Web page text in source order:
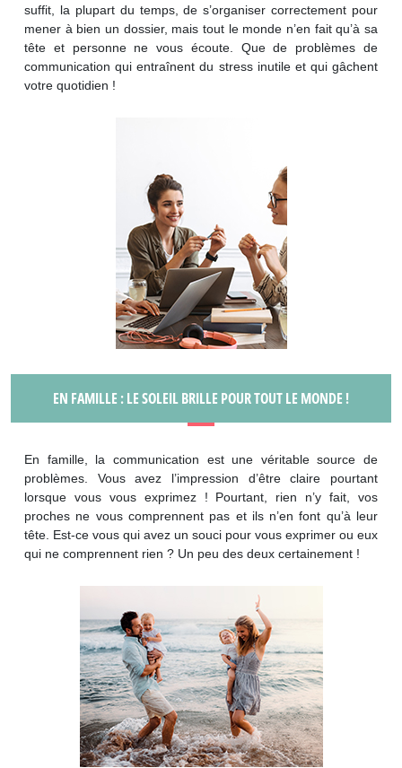
suffit, la plupart du temps, de s’organiser correctement pour
mener à bien un dossier, mais tout le monde n’en fait qu’à sa
tête et personne ne vous écoute. Que de problèmes de
communication qui entraînent du stress inutile et qui gâchent
votre quotidien !
EN FAMILLE : LE SOLEIL BRILLE POUR TOUT LE MONDE !
En famille, la communication est une véritable source de
problèmes. Vous avez l’impression d’être claire pourtant
lorsque vous vous exprimez ! Pourtant, rien n’y fait, vos
proches ne vous comprennent pas et ils n’en font qu’à leur
tête. Est-ce vous qui avez un souci pour vous exprimer ou eux
qui ne comprennent rien ? Un peu des deux certainement !